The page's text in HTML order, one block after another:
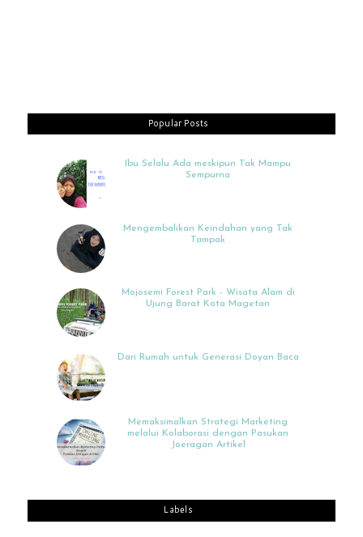
Popular Posts
Ibu Selalu Ada meskipun Tak Mampu
Sempurna
Mengembalikan Keindahan yang Tak
Tampak
Mojosemi Forest Park - Wisata Alam di
Ujung Barat Kota Magetan
Dari Rumah untuk Generasi Doyan Baca
Memaksimalkan Strategi Marketing
melalui Kolaborasi dengan Pasukan
Joeragan Artikel
Labels